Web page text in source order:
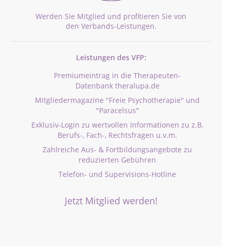
Werden Sie Mitglied und profitieren Sie von
den Verbands-Leistungen.
Leistungen des VFP:
Premiumeintrag in die Therapeuten-
Datenbank theralupa.de
Mitgliedermagazine "Freie Psychotherapie" und
"Paracelsus"
Exklusiv-Login zu wertvollen Informationen zu z.B.
Berufs-, Fach-, Rechtsfragen u.v.m.
Zahlreiche Aus- & Fortbildungsangebote zu
reduzierten Gebühren
Telefon- und Supervisions-Hotline
Jetzt Mitglied werden!